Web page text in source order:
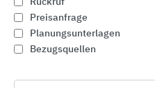
Rückruf
Preisanfrage
Planungsunterlagen
Bezugsquellen